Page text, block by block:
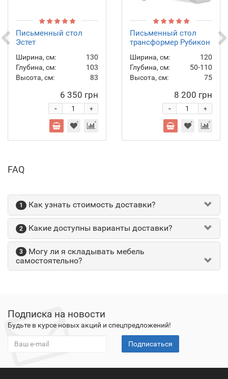
Письменный стол
Эстет
Ширина, см:
130
Глубина, см:
103
Высота, см:
83
6 350 грн
+
-
Письменный стол
трансформер Рубикон
Ширина, см:
120
Глубина, см:
50-110
Высота, см:
75
8 200 грн
+
-
FAQ
1 Как узнать стоимость доставки?
2 Какие доступны варианты доставки?
3
Могу ли я складывать мебель
самостоятельно?
Подписка на новости
Будьте в курсе новых акций и спецпредложений!
Подписаться